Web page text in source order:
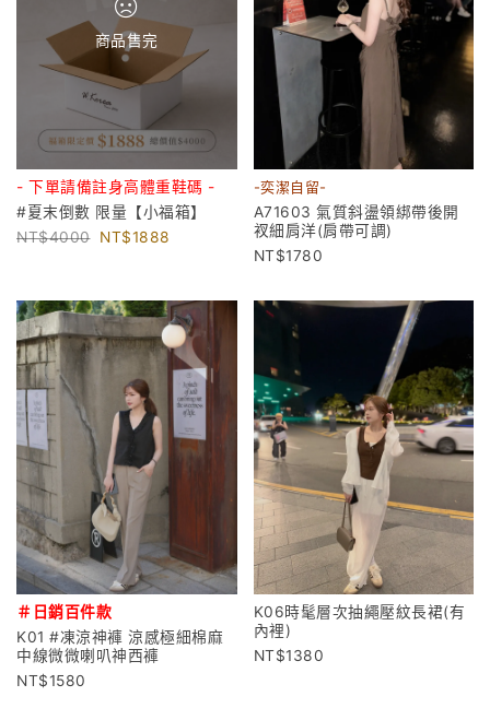
商品售完
- 下單請備註身高體重鞋碼 -
#夏末倒數 限量【小福箱】
4000
1888
-奕潔自留-
A71603 氣質斜盪領綁帶後開
衩細肩洋(肩帶可調)
1780
＃日銷百件款
K01 #凍涼神褲 涼感極細棉麻
中線微微喇叭神西褲
1580
K06時髦層次抽繩壓紋長裙(有
內裡)
1380